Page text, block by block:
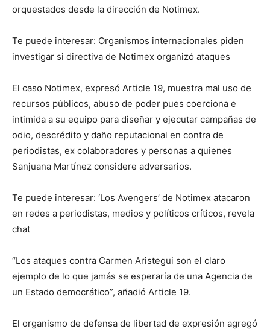
orquestados desde la dirección de Notimex.
Te puede interesar: Organismos internacionales piden
investigar si directiva de Notimex organizó ataques
El caso Notimex, expresó Article 19, muestra mal uso de
recursos públicos, abuso de poder pues coerciona e
intimida a su equipo para diseñar y ejecutar campañas de
odio, descrédito y daño reputacional en contra de
periodistas, ex colaboradores y personas a quienes
Sanjuana Martínez considere adversarios.
Te puede interesar: ‘Los Avengers’ de Notimex atacaron
en redes a periodistas, medios y políticos críticos, revela
chat
“Los ataques contra Carmen Aristegui son el claro
ejemplo de lo que jamás se esperaría de una Agencia de
un Estado democrático”, añadió Article 19.
El organismo de defensa de libertad de expresión agregó